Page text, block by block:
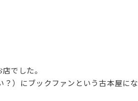
でした。
）にブックファンという古本屋にな